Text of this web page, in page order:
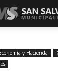
Economía y Hacienda